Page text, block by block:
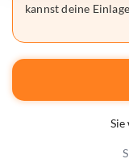
kannst deine
Sie